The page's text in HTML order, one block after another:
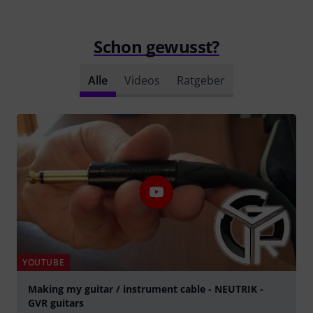
Schon gewusst?
Alle Videos Ratgeber
YOUTUBE
Making my guitar / instrument cable - NEUTRIK -
GVR guitars